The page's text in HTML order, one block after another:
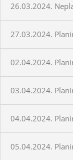
26.03.2024.
27.03.2024.
02.04.2024.
03.04.2024.
04.04.2024.
05.04.2024.